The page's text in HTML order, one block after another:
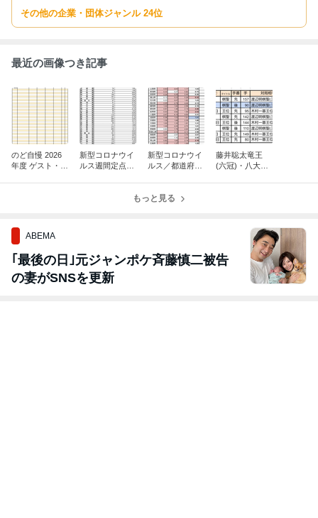
その他の企業・団体ジャンル 24位
最近の画像つき記事
のど自慢 2026
年度 ゲスト・
新型コロナウイ
ルス週間定点観
新型コロナウイ
ルス／都道府県
日公表)
藤井聡太竜王
(六冠)・八大タ
もっと見る
ABEMA
｢最後の日｣元ジャンポケ斉藤慎二被告
の妻がSNSを更新